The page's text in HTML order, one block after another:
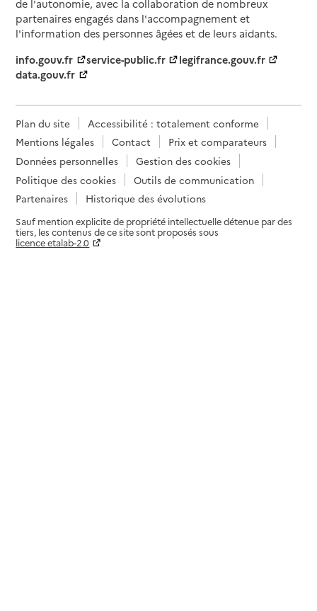
de l'autonomie, avec la collaboration de nombreux
partenaires engagés dans l'accompagnement et
l'information des personnes âgées et de leurs aidants.
info.gouv.fr
service-public.fr
legifrance.gouv.fr
data.gouv.fr
Plan du site
Accessibilité : totalement conforme
Mentions légales
Contact
Prix et comparateurs
Données personnelles
Gestion des cookies
Politique des cookies
Outils de communication
Partenaires
Historique des évolutions
Sauf mention explicite de propriété intellectuelle détenue par des
tiers, les contenus de ce site sont proposés sous
licence etalab-2.0